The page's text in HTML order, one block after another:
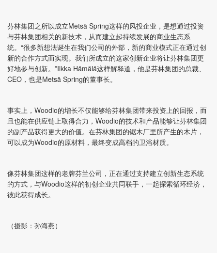
芬林集团之所以成立Metsä Spring这样的风投企业，是想通过投资
与芬林集团相关的新技术，从而建立起持续发展的商业生态系
统。“很多新想法诞生在我们公司的外部，新的商业模式正在通过创
新的合作方式而实现。我们所成立的这家创新企业将让芬林集团更
好地参与创新。”Ilkka Hämälä这样解释道 ，他是芬林集团的总裁、
CEO，也是Metsä Spring的董事长。
事实上，Woodio的增长不仅能够给芬林集团带来投资上的回报，而
且也能在供应链上取得合力，Woodio的技术和产品能够让芬林集团
的副产品获得更大的价值。在芬林集团的锯木厂里所产生的木片，
可以成为Woodio的原材料，最终变成高档的卫浴材质。
像芬林集团这样的老牌芬兰公司，正在通过支持建立创新生态系统
的方式，与Woodio这样的初创企业共同联手，一起探索循环经济，
彼此获得成长。
（摄影：孙海燕）